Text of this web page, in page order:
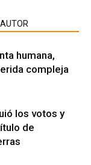
humana,
compleja
los votos y
de